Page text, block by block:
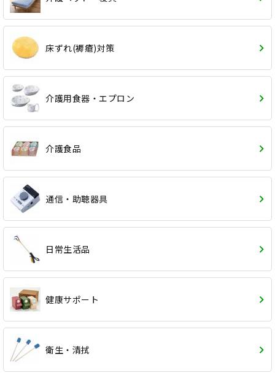
床ずれ(褥瘡)対策
介護用食器・エプロン
介護食品
通信・助聴器具
日常生活品
健康サポート
衛生・清拭